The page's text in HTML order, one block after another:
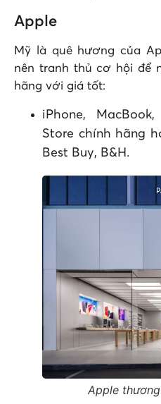
Apple
Mỹ là quê hương của
nên tranh thủ cơ hội để
hãng với giá tốt:
iPhone,
Store chính hãng
Best Buy, B&H.
Apple